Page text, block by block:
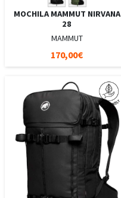
MOCHILA MAMMUT NIRVANA
28
MAMMUT
170,00€